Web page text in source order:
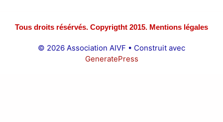
Tous droits résérvés. Copyrigtht 2015. Mentions légales
© 2026 Association AIVF • Construit avec
GeneratePress